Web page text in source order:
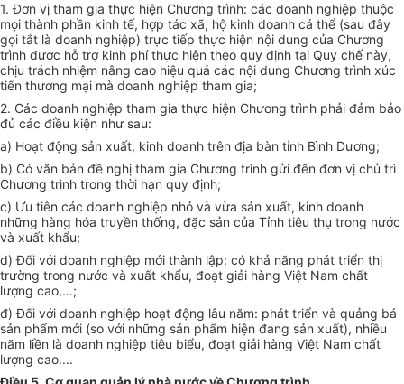
1.Đơn vị tham gia thực hiện Chương trình: các doanh nghiệp thuộc
mọi thành phần kinh tế, hợp tác xã, hộ kinh doanh cá thể (sau đây
gọi tắt là doanh nghiệp) trực tiếp thực hiện nội dung của Chương
trình được hỗ trợ kinh phí thực hiện theo quy định tại Quy chế này,
chịu trách nhiệm nâng cao hiệu quả các nội dung Chương trình xúc
tiến thương mại mà doanh nghiệp tham gia;
2. Các doanh nghiệp tham gia thực hiện Chương trình phải đảm bảo
đủ các điều kiện như sau:
a) Hoạt động sản xuất, kinh doanh trên địa bàn tỉnh Bình Dương;
b) Có văn bản đề nghị tham gia Chương trình gửi đến đơn vị chủ trì
Chương trình trong thời hạn quy định;
c) Ưu tiên các doanh nghiệp nhỏ và vừa sản xuất, kinh doanh
những hàng hóa truyền thống, đặc sản của Tỉnh tiêu thụ trong nước
và xuất khẩu;
d)Đối với doanh nghiệp mới thành lập: có khả năng phát triển thị
trường trong nước và xuất khẩu, đoạt giải hàng Việt Nam chất
lượng cao,…;
đ) Đối với doanh nghiệp hoạt động lâu năm: phát triển và quảng bá
sản phẩm mới (so với những sản phẩm hiện đang sản xuất), nhiều
năm liền là doanh nghiệp tiêu biểu, đoạt giải hàng Việt Nam chất
lượng cao....